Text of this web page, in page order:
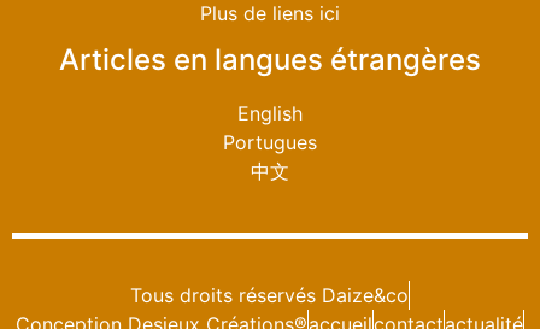
Plus de liens ici
Articles en langues étrangères
English
Portugues
中文
Tous droits réservés Daize&co
Conception Desjeux Créations®accueilcontactactualité